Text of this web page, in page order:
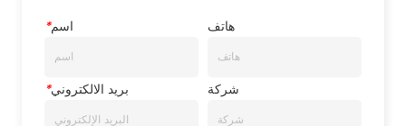
*اسم هاتف
*بريد الالكتروني شركة